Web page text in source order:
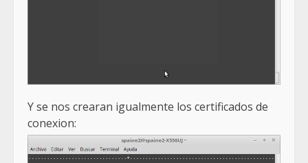
Y se nos crearan igualmente los certificados de
conexion: